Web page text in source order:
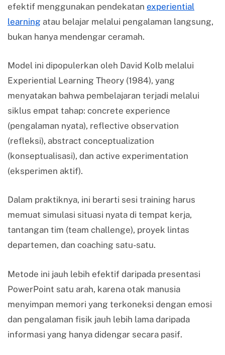
efektif menggunakan pendekatan experiential
learning atau belajar melalui pengalaman langsung,
bukan hanya mendengar ceramah.
Model ini dipopulerkan oleh David Kolb melalui
Experiential Learning Theory (1984), yang
menyatakan bahwa pembelajaran terjadi melalui
siklus empat tahap: concrete experience
(pengalaman nyata), reflective observation
(refleksi), abstract conceptualization
(konseptualisasi), dan active experimentation
(eksperimen aktif).
Dalam praktiknya, ini berarti sesi training harus
memuat simulasi situasi nyata di tempat kerja,
tantangan tim (team challenge), proyek lintas
departemen, dan coaching satu-satu.
Metode ini jauh lebih efektif daripada presentasi
PowerPoint satu arah, karena otak manusia
menyimpan memori yang terkoneksi dengan emosi
dan pengalaman fisik jauh lebih lama daripada
informasi yang hanya didengar secara pasif.